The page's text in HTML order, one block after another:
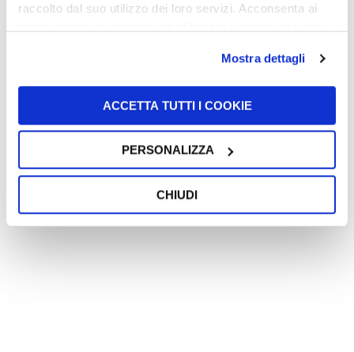
raccolto dal suo utilizzo dei loro servizi. Acconsenta ai
Mostra dettagli
ACCETTA TUTTI I COOKIE
PERSONALIZZA
CHIUDI